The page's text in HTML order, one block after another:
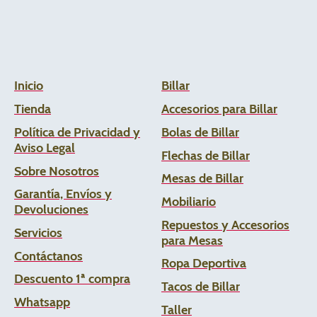
Inicio
Tienda
Política de Privacidad y
Aviso Legal
Sobre Nosotros
Garantía, Envíos y
Devoluciones
Servicios
Contáctanos
Descuento 1ª compra
Whatsapp
Billar
Accesorios para Billar
Bolas de Billar
Flechas de Billar
Mesas de Billar
Mobiliario
Repuestos y Accesorios
para Mesas
Ropa Deportiva
Tacos de Billar
Taller